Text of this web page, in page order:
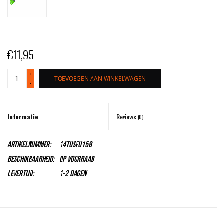
€11,95
+
-
TOEVOEGEN AAN WINKELWAGEN
Informatie Reviews(0)
Artikelnummer:
14TUSFU158
Beschikbaarheid: Op voorraad
Levertijd:
1-2 dagen